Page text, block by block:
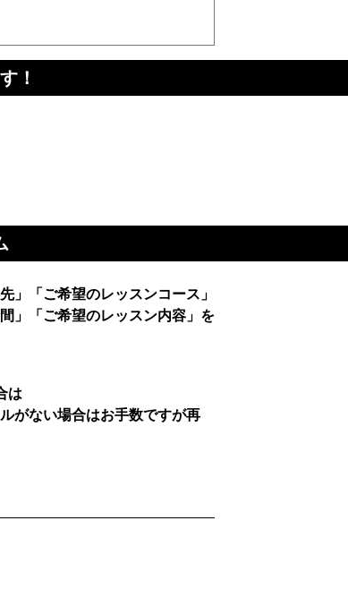
！
」「ご希望のレッスンコース」
」「ご希望のレッスン内容」を
は
がない場合はお手数ですが再